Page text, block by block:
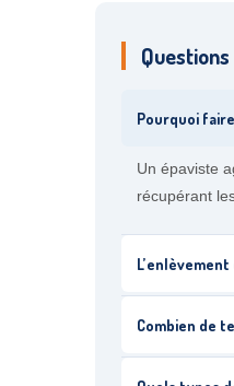
Pourquoi
Un épaviste
récupérant
Combien de